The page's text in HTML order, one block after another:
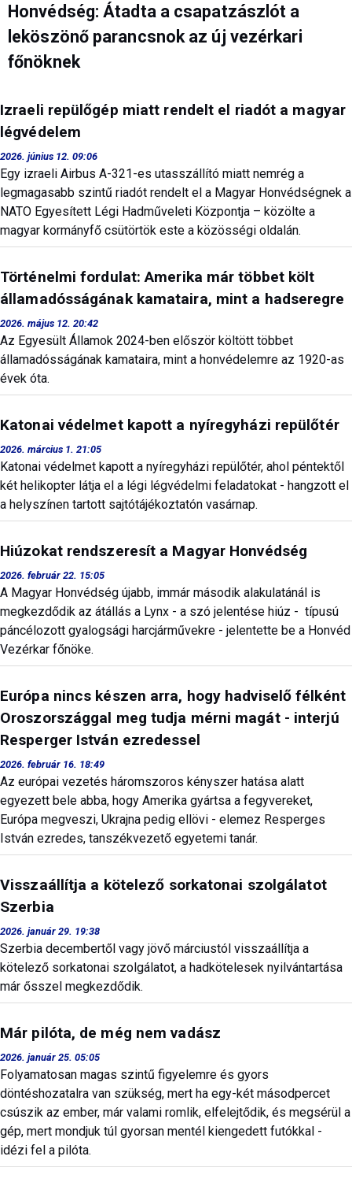
Honvédség: Átadta a csapatzászlót a
leköszönő parancsnok az új vezérkari
főnöknek
Izraeli repülőgép miatt rendelt el riadót a magyar
légvédelem
2026. június 12. 09:06
Egy izraeli Airbus A-321-es utasszállító miatt nemrég a
legmagasabb szintű riadót rendelt el a Magyar Honvédségnek a
NATO Egyesített Légi Hadműveleti Központja – közölte a
magyar kormányfő csütörtök este a közösségi oldalán.
Történelmi fordulat: Amerika már többet költ
államadósságának kamataira, mint a hadseregre
2026. május 12. 20:42
Az Egyesült Államok 2024-ben először költött többet
államadósságának kamataira, mint a honvédelemre az 1920-as
évek óta.
Katonai védelmet kapott a nyíregyházi repülőtér
2026. március 1. 21:05
Katonai védelmet kapott a nyíregyházi repülőtér, ahol péntektől
két helikopter látja el a légi légvédelmi feladatokat - hangzott el
a helyszínen tartott sajtótájékoztatón vasárnap.
Hiúzokat rendszeresít a Magyar Honvédség
2026. február 22. 15:05
A Magyar Honvédség újabb, immár második alakulatánál is
megkezdődik az átállás a Lynx - a szó jelentése hiúz - típusú
páncélozott gyalogsági harcjárművekre - jelentette be a Honvéd
Vezérkar főnöke.
Európa nincs készen arra, hogy hadviselő félként
Oroszországgal meg tudja mérni magát - interjú
Resperger István ezredessel
2026. február 16. 18:49
Az európai vezetés háromszoros kényszer hatása alatt
egyezett bele abba, hogy Amerika gyártsa a fegyvereket,
Európa megveszi, Ukrajna pedig ellövi - elemez Resperges
István ezredes, tanszékvezető egyetemi tanár.
Visszaállítja a kötelező sorkatonai szolgálatot
Szerbia
2026. január 29. 19:38
Szerbia decembertől vagy jövő márciustól visszaállítja a
kötelező sorkatonai szolgálatot, a hadkötelesek nyilvántartása
már ősszel megkezdődik.
Már pilóta, de még nem vadász
2026. január 25. 05:05
Folyamatosan magas szintű figyelemre és gyors
döntéshozatalra van szükség, mert ha egy-két másodpercet
csúszik az ember, már valami romlik, elfelejtődik, és megsérül a
gép, mert mondjuk túl gyorsan mentél kiengedett futókkal -
idézi fel a pilóta.